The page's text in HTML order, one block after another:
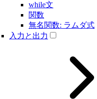
while文
関数
無名関数: ラムダ式
入力と出力